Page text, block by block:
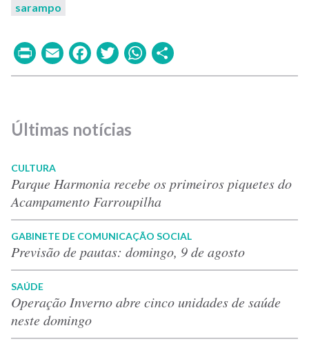
sarampo
PrintEmailFacebook
TwitterWhatsApp
Últimas notícias
CULTURA
Parque Harmonia recebe os primeiros piquetes do
Acampamento Farroupilha
GABINETE DE COMUNICAÇÃO SOCIAL
Previsão de pautas: domingo, 9 de agosto
SAÚDE
Operação Inverno abre cinco unidades de saúde
neste domingo